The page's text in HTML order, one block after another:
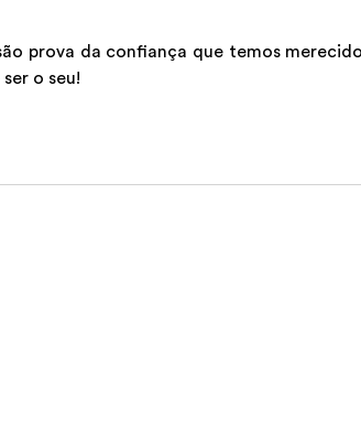
prova da confiança que temos
o seu!